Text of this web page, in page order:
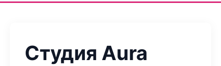
Студия Aura